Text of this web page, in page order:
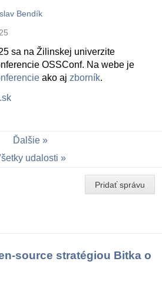
Bendík
sa na Žilinskej univerzite
OSSConf. Na webe je
ako aj zborník.
Ďalšie
udalosti
Pridať správu
source stratégiou Bitka o